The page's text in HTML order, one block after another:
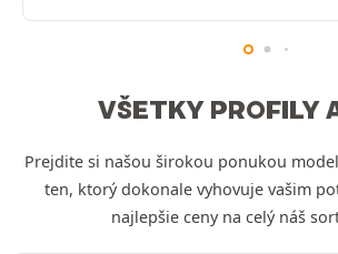
VŠETKY PROFILY
Prejdite si našou širokou ponukou
ten, ktorý dokonale vyhovuje vašim
najlepšie ceny na celý náš